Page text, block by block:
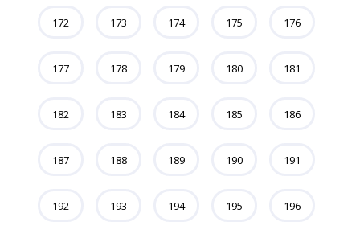
172 173 174 175 176
177 178 179 180 181
182 183 184 185 186
187 188 189 190 191
192 193 194 195 196